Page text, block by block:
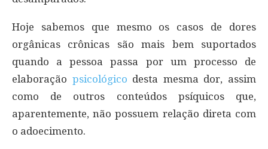
Hoje sabemos que mesmo os casos de dores
orgânicas crônicas são mais bem suportados
quando a pessoa passa por um processo de
elaboração psicológico desta mesma dor, assim
como de outros conteúdos psíquicos que,
aparentemente, não possuem relação direta com
o adoecimento.